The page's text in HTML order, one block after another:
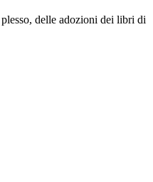
delle adozioni dei libri di